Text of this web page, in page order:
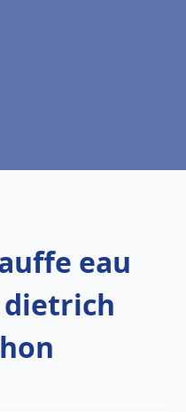
eau
dietrich